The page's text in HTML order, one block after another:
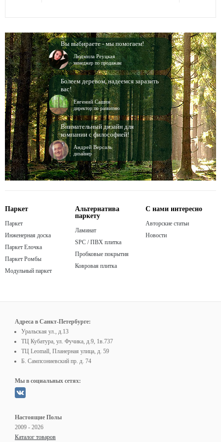
Вы выбираете - мы помогаем!
Людмила Реуцкая
менеджер по продажам
Болеем деревом, надеемся заразить
вас!
Евгений Сашин
директор по развитию
Внимательный дизайн для
компании с философией!
Андрей Версаль
дизайнер
Паркет
Паркет
Инженерная доска
Паркет Елочка
Паркет Ромбы
Модульный паркет
Альтернатива
паркету
Ламинат
SPC / ПВХ плитка
Пробковые покрытия
Ковровая плитка
С нами интересно
Авторские статьи
Новости
Адреса в Санкт-Петербурге:
Уральская ул., д.13
ТЦ Кубатура, ул. Фучика, д.9, 1в.737
ТЦ Leomall, Планерная улица, д. 59
Б. Сампсониевский пр. д. 74
Мы в социальных сетях:
Настоящие Полы
2009 - 2026
Каталог товаров